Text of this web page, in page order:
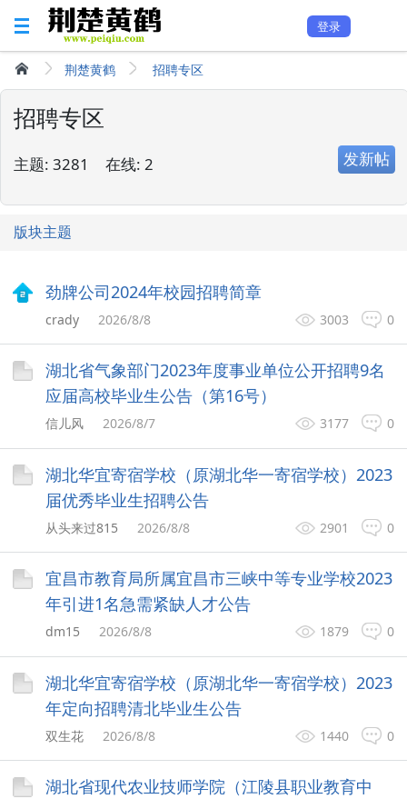
登录
荆楚黄鹤 招聘专区
招聘专区
主题: 3281 在线: 2 发新帖
版块主题
劲牌公司2024年校园招聘简章
0
3003
crady 2026/8/8
湖北省气象部门2023年度事业单位公开招聘9名
应届高校毕业生公告（第16号）
0
3177
信儿风 2026/8/7
湖北华宜寄宿学校（原湖北华一寄宿学校）2023
届优秀毕业生招聘公告
0
2901
从头来过815 2026/8/8
宜昌市教育局所属宜昌市三峡中等专业学校2023
年引进1名急需紧缺人才公告
0
1879
dm15 2026/8/8
湖北华宜寄宿学校（原湖北华一寄宿学校）2023
年定向招聘清北毕业生公告
0
1440
双生花 2026/8/8
湖北省现代农业技师学院（江陵县职业教育中